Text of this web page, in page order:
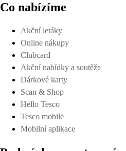
Co nabízíme
Akční letáky
Online nákupy
Clubcard
Akční nabídky a soutěže
Dárkové karty
Scan & Shop
Hello Tesco
Tesco mobile
Mobilní aplikace